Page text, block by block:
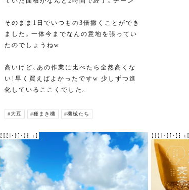
そのまま1日でいつもの3倍撒くことができ
ました。一体今までなんの意地を張ってい
たのでしょうねw
高いけど、あの作業に比べたら全然高くな
い！早く買えばよかったですw 少しずつ進
化しているここくでした。
#大豆 #種まき機 #機械たち
2021-07-26 v0 2021-07-25 v0